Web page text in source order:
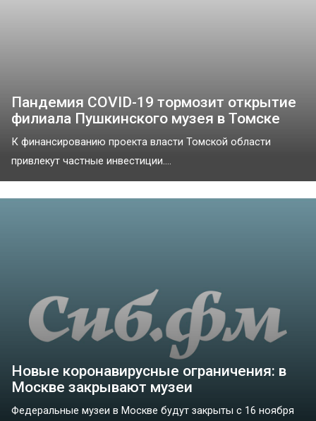
Пандемия COVID-19 тормозит открытие
филиала Пушкинского музея в Томске
К финансированию проекта власти Томской области
привлекут частные инвестиции....
Новые коронавирусные ограничения: в
Москве закрывают музеи
Федеральные музеи в Москве будут закрыты с 16 ноября